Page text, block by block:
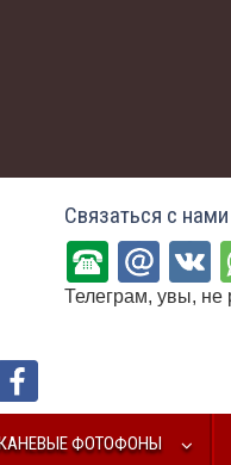
Связаться с нами
Телеграм, увы, не
ФОТОФОНЫ